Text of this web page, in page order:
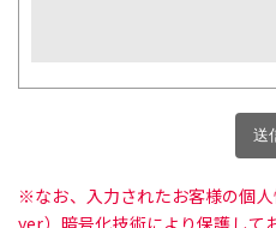
※なお、入力されたお客様の個
yer）暗号化技術により保護して